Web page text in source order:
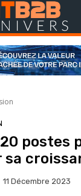
postes
sa
11 Décembre 2023